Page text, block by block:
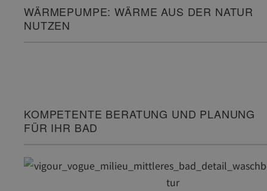
WÄRMEPUMPE: WÄRME AUS DER NATUR
NUTZEN
KOMPETENTE BERATUNG UND PLANUNG
FÜR IHR BAD